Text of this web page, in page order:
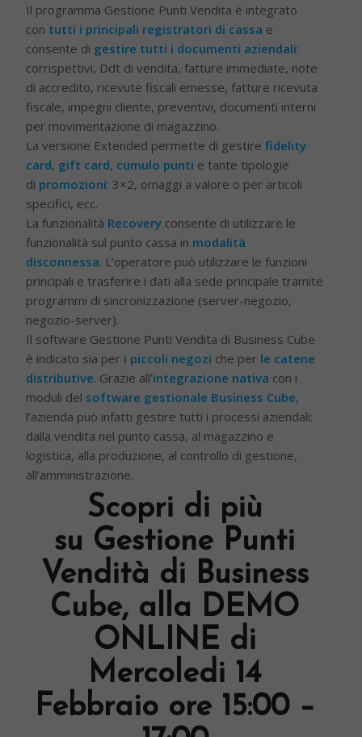
Il programma Gestione Punti Vendita è integrato
con tutti i principali registratori di cassa e
consente di gestire tutti i documenti aziendali:
corrispettivi, Ddt di vendita, fatture immediate, note
di accredito, ricevute fiscali emesse, fatture ricevuta
fiscale, impegni cliente, preventivi, documenti interni
per movimentazione di magazzino.
La versione Extended permette di gestirefidelity
card, gift card, cumulo punti e tante tipologie
di promozioni: 3×2, omaggi a valore o per articoli
specifici, ecc.
La funzionalità Recovery consente di utilizzare le
funzionalità sul punto cassa in modalità
disconnessa. L’operatore può utilizzare le funzioni
principali e trasferire i dati alla sede principale tramite
programmi di sincronizzazione (server-negozio,
negozio-server).
Il software Gestione Punti Vendita di Business Cube
è indicato sia per i piccoli negozi che per le catene
distributive. Grazie all’integrazione nativa con i
moduli del software gestionale Business Cube,
l’azienda può infatti gestire tutti i processi aziendali:
dalla vendita nel punto cassa, al magazzino e
logistica, alla produzione, al controllo di gestione,
all’amministrazione.
Scopri di più
su Gestione Punti
Vendità di Business
Cube, alla DEMO
ONLINE di
Mercoledi 14
Febbraio ore 15:00 –